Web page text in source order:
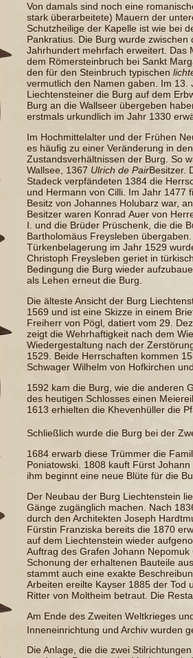
Von damals sind noch eine
stark überarbeitete) Mauern der
Schutzheilige der Kapelle ist wie bei
Pankratius . Die Burg wurde
Jahrhundert mehrfach erweitert. Das
dem Römersteinbruch bei Sankt
den für den Steinbruch typischen
vermutlich den Namen gaben. Im 13.
Liechtensteiner die Burg auf dem
Burg an die Wallseer übergeben
erstmals urkundlich im Jahr 1330
Im Hochmittelalter und der Frühen
es häufig zu einer Veränderung in
Zustandsverhältnissen der Burg. So
Wallsee, 1367 Ulrich de PairBesitzer.
Stadeck verpfändeten 1384 die
und Hermann von Cilli . Im Jahr 1477
Besitz von Johannes Holubarz war, an
Besitzer waren Konrad Auer von
I.
und die Brüder Prüschenk , die die
Bartholomäus Freysleben
Türkenbelagerung im Jahr 1529
Christoph Freysleben geriet in
Bedingung die Burg wieder
als Lehen erneut die Burg.
Die älteste Ansicht der Burg
1569 und ist eine Skizze in einem
Freiherr von Pögl , datiert vom 29.
zeigt die Wehrhaftigkeit nach dem
Wiedergestaltung nach der
1529. Beide Herrschaften kommen
Schwager Wilhelm von Hofkirchen
1592 kam die Burg, wie die anderen
des heutigen Schlosses einen
1613 erhielten die Khevenhüller die
Schließlich wurde die Burg bei der
1684 erwarb diese Trümmer die
Poniatowski . 1808 kauft Fürst Johann
ihm beginnt eine neue Blüte für die
Der Neubau der Burg Liechtenstein
Gänge zugänglich machen. Nach
durch den Architekten Joseph
Fürstin Franziska bereits die 1870
auf dem Liechtenstein wieder
Auftrag des Grafen Johann
Schonung der erhaltenen Bauteile
stammt auch eine exakte
Arbeiten ereilte Kayser 1885 der Tod
Ritter von Moltheim betraut. Die
Am Ende des Zweiten Weltkrieges
Inneneinrichtung und Archiv wurden
Die Anlage, die die zwei